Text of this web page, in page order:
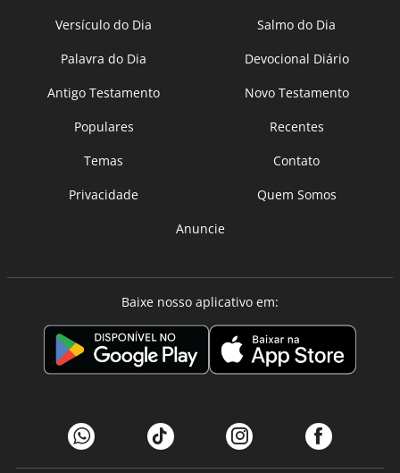
Versículo do Dia
Salmo do Dia
Palavra do Dia
Devocional Diário
Antigo Testamento
Novo Testamento
Populares
Recentes
Temas
Contato
Privacidade
Quem Somos
Anuncie
Baixe nosso aplicativo em: